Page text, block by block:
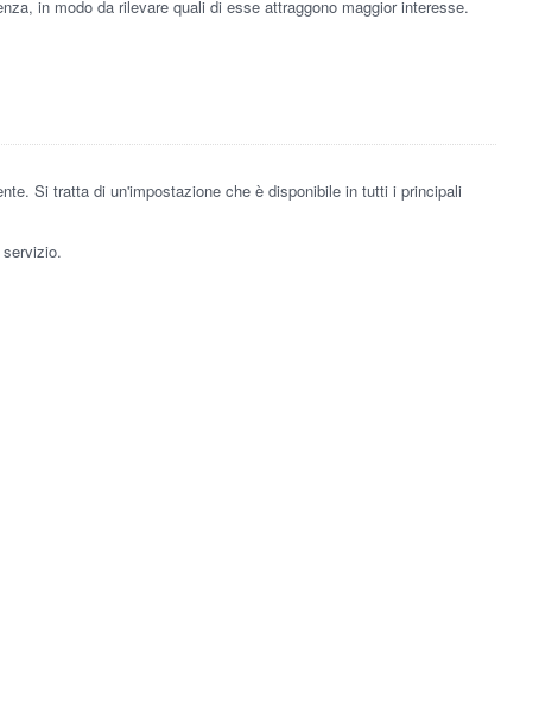
in modo da rilevare quali di esse attraggono maggior interesse.
Si tratta di un'impostazione che è disponibile in tutti i principali